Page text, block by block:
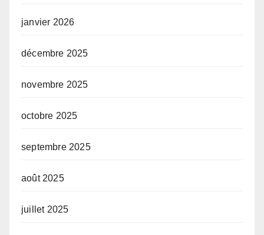
janvier 2026
décembre 2025
novembre 2025
octobre 2025
septembre 2025
août 2025
juillet 2025